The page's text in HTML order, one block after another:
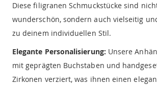
Diese filigranen Schmuckstücke sind
wunderschön, sondern auch vielseitig
zu deinem individuellen Stil.
Elegante Personalisierung: Unsere
mit geprägten Buchstaben und
Zirkonen verziert, was ihnen einen